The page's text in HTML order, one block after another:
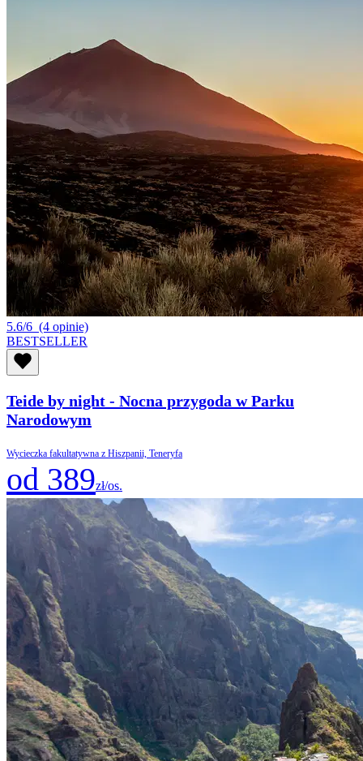
5.6/6 (4 opinie)
BESTSELLER
Teide by night - Nocna przygoda w Parku
Narodowym
Wycieczka fakultatywna z Hiszpanii, Teneryfa
od 389zł/os.